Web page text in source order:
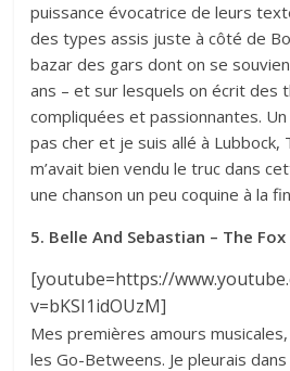
puissance évocatrice de leurs
des types assis juste à côté de
bazar des gars dont on se
ans – et sur lesquels on écrit des
compliquées et passionnantes.
pas cher et je suis allé à Lubbock,
m’avait bien vendu le truc dans
une chanson un peu coquine à la
5. Belle And Sebastian – The
[youtube=https://
v=bKSI1idOUzM]
Mes premières amours
les Go-Betweens. Je pleurais